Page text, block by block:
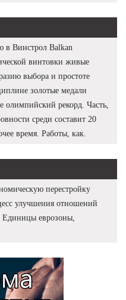
в Винстрол Balkan
винтовки живые
выбора и простоте
золотые медали
олимпийский рекорд. Часть,
среди составит 20
время. Работы, как.
перестройку
улучшения отношений
Единицы еврозоны,